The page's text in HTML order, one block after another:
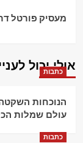
מעסיק פורטל
אולי יכול
כתבות
הנוכחות
עולם שמלות
כתבות